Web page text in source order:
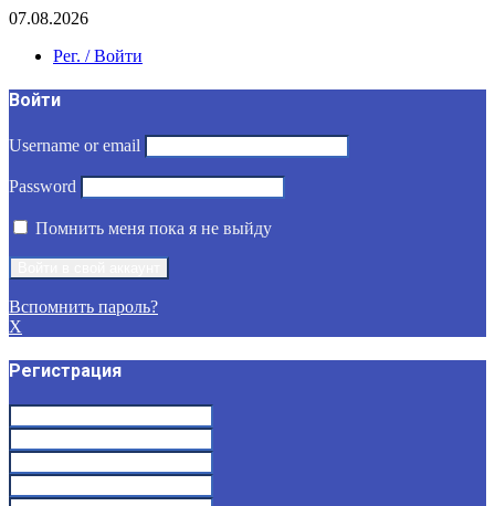
07.08.2026
Рег. / Войти
Войти
Username or email
Password
Помнить меня пока я не выйду
Вспомнить пароль?
X
Регистрация